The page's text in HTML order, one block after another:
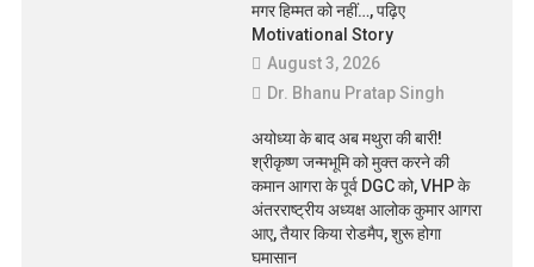
मगर हिम्मत को नहीं…, पढ़िए
Motivational Story
August 3, 2026
Dr. Bhanu Pratap Singh
अयोध्या के बाद अब मथुरा की बारी!
श्रीकृष्ण जन्मभूमि को मुक्त करने की
कमान आगरा के पूर्व DGC को, VHP के
अंतरराष्ट्रीय अध्यक्ष आलोक कुमार आगरा
आए, तैयार किया रोडमैप, शुरू होगा
घमासान